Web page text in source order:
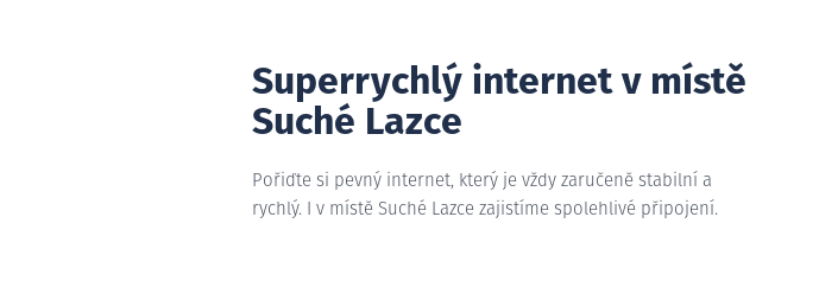
Superrychlý internet v místě
Suché Lazce
Pořiďte si pevný internet, který je vždy zaručeně stabilní a
rychlý. I v místě Suché Lazce zajistíme spolehlivé připojení.